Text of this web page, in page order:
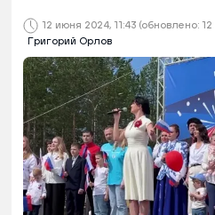
12 июня 2024, 11:43 (обновлено:
Григорий Орлов